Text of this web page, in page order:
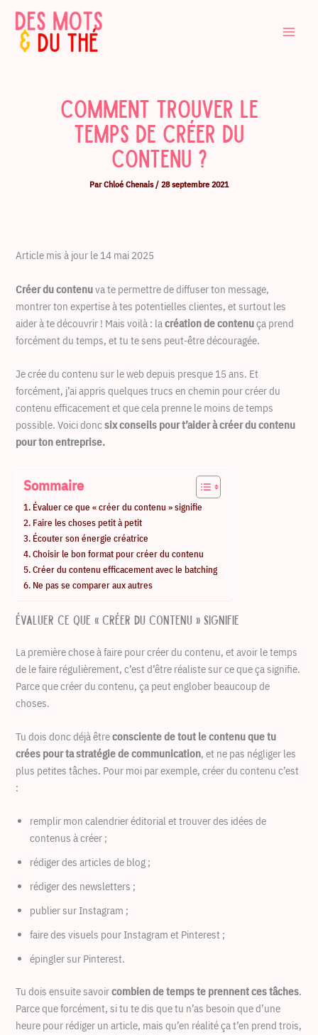
contenu
Comment trouver le
temps de créer du
contenu ?
ParChloé Chenais / 28 septembre 2021
Article mis à jour le 14 mai 2025
Créer du contenuva te permettre de diffuser ton message,
montrer ton expertise à tes potentielles clientes, et surtout les
aider à te découvrir ! Mais voilà : lacréation de contenuça prend
forcément du temps, et tu te sens peut-être découragée.
Je crée du contenu sur le web depuis presque 15 ans. Et
forcément, j’ai appris quelques trucs en chemin pour créer du
contenu efficacement et que cela prenne le moins de temps
possible. Voici doncsix conseils pour t’aider à créer du contenu
pour ton entreprise.
Sommaire
Évaluer ce que « créer du contenu » signifie
Faire les choses petit à petit
Écouter son énergie créatrice
Choisir le bon format pour créer du contenu
Créer du contenu efficacement avec le batching
Ne pas se comparer aux autres
Évaluer ce que « créer du contenu » signifie
La première chose à faire pour créer du contenu, et avoir le temps
de le faire régulièrement, c’est d’être réaliste sur ce que ça signifie.
Parce que créer du contenu, ça peut englober beaucoup de
choses.
Tu dois donc déjà êtreconsciente de tout le contenu que tu
crées pour ta stratégie de communication, et ne pas négliger les
plus petites tâches. Pour moi par exemple, créer du contenu c’est
:
remplir mon calendrier éditorial et trouver des idées de
contenus à créer ;
rédiger des articles de blog ;
rédiger des newsletters ;
publier sur Instagram ;
faire des visuels pour Instagram et Pinterest ;
épingler sur Pinterest.
Tu dois ensuite savoircombien de temps te prennent ces tâches.
Parce que forcément, si tu te dis que tu n’as besoin que d’une
heure pour rédiger un article, mais qu’en réalité ça t’en prend trois,